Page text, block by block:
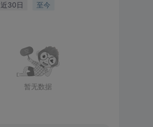
近30日 至今
暂无数据